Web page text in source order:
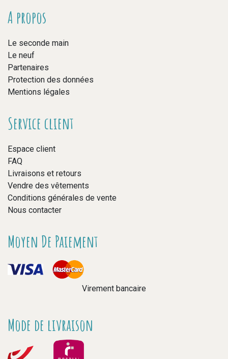
A propos
Le seconde main
Le neuf
Partenaires
Protection des données
Mentions légales
Service client
Espace client
FAQ
Livraisons et retours
Vendre des vêtements
Conditions générales de vente
Nous contacter
Moyen De Paiement
Virement bancaire
Mode de livraison